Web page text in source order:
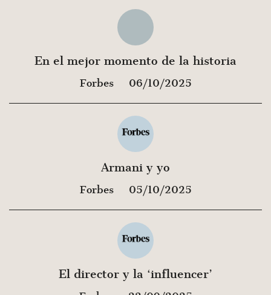
En el mejor momento de la historia
Forbes 06/10/2025
Armani y yo
Forbes 05/10/2025
El director y la ‘influencer’